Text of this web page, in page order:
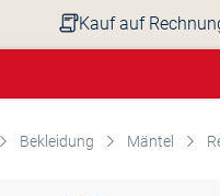
Kauf auf
Bekleidung Mäntel